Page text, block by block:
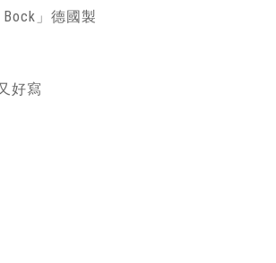
」德國製
好寫